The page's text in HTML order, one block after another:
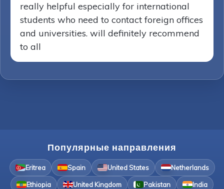
really helpful especially for international
students who need to contact foreign offices
and universities. will definitely recommend
to all
Популярные направления
Eritrea Spain United States Netherlands
Ethiopia United Kingdom Pakistan India